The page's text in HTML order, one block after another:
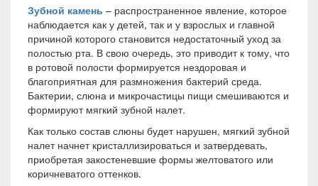
Зубной камень – распространенное явление, которое
наблюдается как у детей, так и у взрослых и главной
причиной которого становится недостаточный уход за
полостью рта. В свою очередь, это приводит к тому, что
в ротовой полости формируется нездоровая и
благоприятная для размножения бактерий среда.
Бактерии, слюна и микрочастицы пищи смешиваются и
формируют мягкий зубной налет.
Как только состав слюны будет нарушен, мягкий зубной
налет начнет кристаллизироваться и затвердевать,
приобретая закостеневшие формы желтоватого или
коричневатого оттенков.